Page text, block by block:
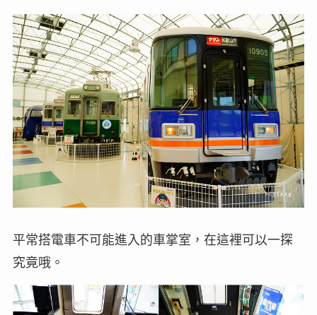
平常搭電車不可能進入的車掌室，在這裡可以一探
究竟哦。